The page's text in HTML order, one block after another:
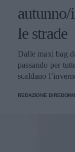
le strade
Dalle maxi bag
passando per
scaldano
REDAZIONE